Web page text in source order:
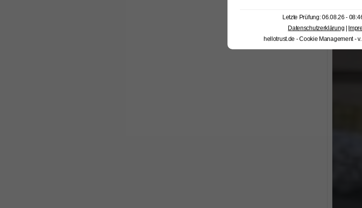
Letzte Prüfung: 06.08.26 -
Datenschutzerklärung
hellotrust.de - Cookie Management -